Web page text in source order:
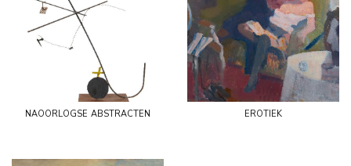
naoorlogse abstracten erotiek